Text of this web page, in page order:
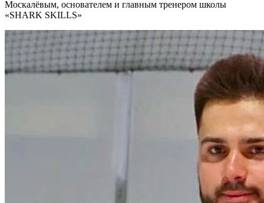
Москалёвым, основателем и главным тренером школы
«SHARK SKILLS»